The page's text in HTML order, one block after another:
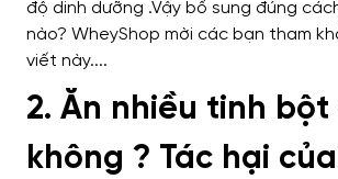
2. Ăn nhiều tinh
không ? Tác hại